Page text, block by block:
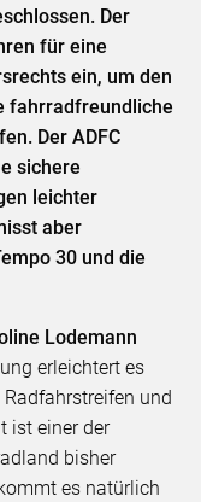
Der
für eine
ein, um den
fahrradfreundliche
Der ADFC
sichere
leichter
aber
30 und die
Lodemann
erleichtert es
und
ist einer der
bisher
es natürlich